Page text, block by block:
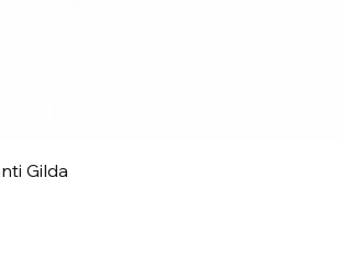
Gilda